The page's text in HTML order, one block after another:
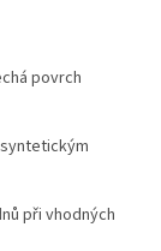
povrch
při vhodných